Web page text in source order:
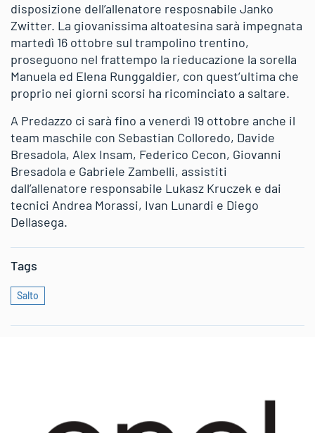
disposizione dell’allenatore resposnabile Janko
Zwitter. La giovanissima altoatesina sarà impegnata
martedì 16 ottobre sul trampolino trentino,
proseguono nel frattempo la rieducazione la sorella
Manuela ed Elena Runggaldier, con quest’ultima che
proprio nei giorni scorsi ha ricominciato a saltare.
A Predazzo ci sarà fino a venerdì 19 ottobre anche il
team maschile con Sebastian Colloredo, Davide
Bresadola, Alex Insam, Federico Cecon, Giovanni
Bresadola e Gabriele Zambelli, assistiti
dall’allenatore responsabile Lukasz Kruczek e dai
tecnici Andrea Morassi, Ivan Lunardi e Diego
Dellasega.
Tags
Salto